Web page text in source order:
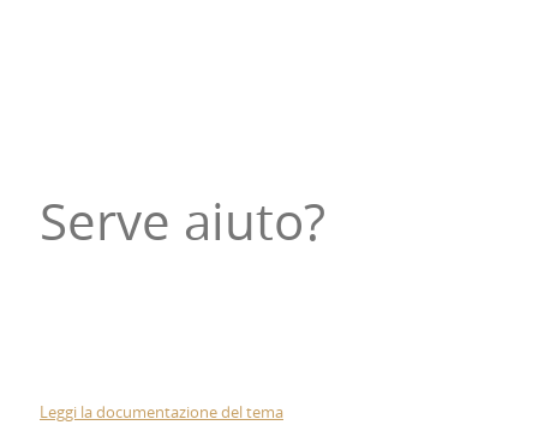
Serve aiuto?
Leggi la documentazione del tema